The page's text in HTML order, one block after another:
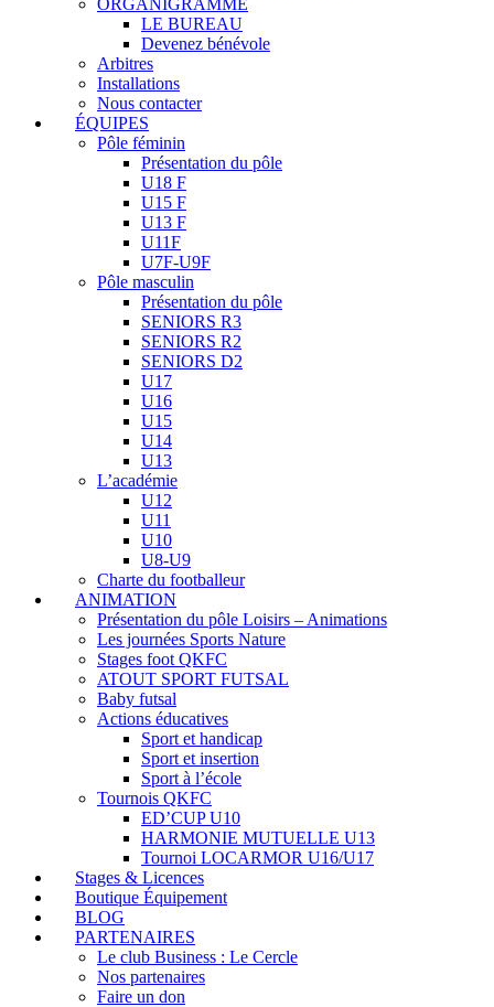
LE BUREAU
Devenez bénévole
Arbitres
Installations
Nous contacter
ÉQUIPES
Pôle féminin
Présentation du pôle
U18 F
U15 F
U13 F
U11F
U7F-U9F
Pôle masculin
Présentation du pôle
SENIORS R3
SENIORS R2
SENIORS D2
U17
U16
U15
U14
U13
L’académie
U12
U11
U10
U8-U9
Charte du footballeur
ANIMATION
Présentation du pôle Loisirs – Animations
Les journées Sports Nature
Stages foot QKFC
ATOUT SPORT FUTSAL
Baby futsal
Actions éducatives
Sport et handicap
Sport et insertion
Sport à l’école
Tournois QKFC
ED’CUP U10
HARMONIE MUTUELLE U13
Tournoi LOCARMOR U16/U17
Stages & Licences
Boutique Équipement
BLOG
PARTENAIRES
Le club Business : Le Cercle
Nos partenaires
Faire un don